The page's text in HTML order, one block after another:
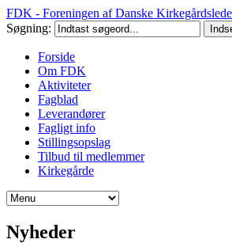
FDK - Foreningen af Danske
Søgning:
Forside
Om FDK
Aktiviteter
Fagblad
Leverandører
Fagligt info
Stillingsopslag
Tilbud til medlemmer
Kirkegårde
Nyheder